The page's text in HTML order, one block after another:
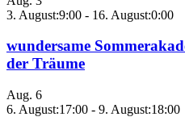
3. August:9:00 - 16. August:0:00
wundersame
der Träume
Aug. 6
6. August:17:00 - 9. August:18:00